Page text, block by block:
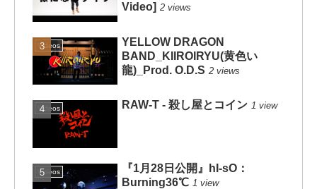
Video] 2 views
Videos
YELLOW DRAGON
BAND_KIIROIRYU(黄色い
龍)_Prod. O.D.S 2 views
Videos RAW-T - 殺し屋とコイン 1 view
Videos
『1月28日公開』hI-sO：
Burning36℃ 1 view